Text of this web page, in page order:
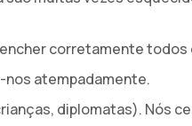
corretamente todos
nos atempadamente.
diplomatas). Nós